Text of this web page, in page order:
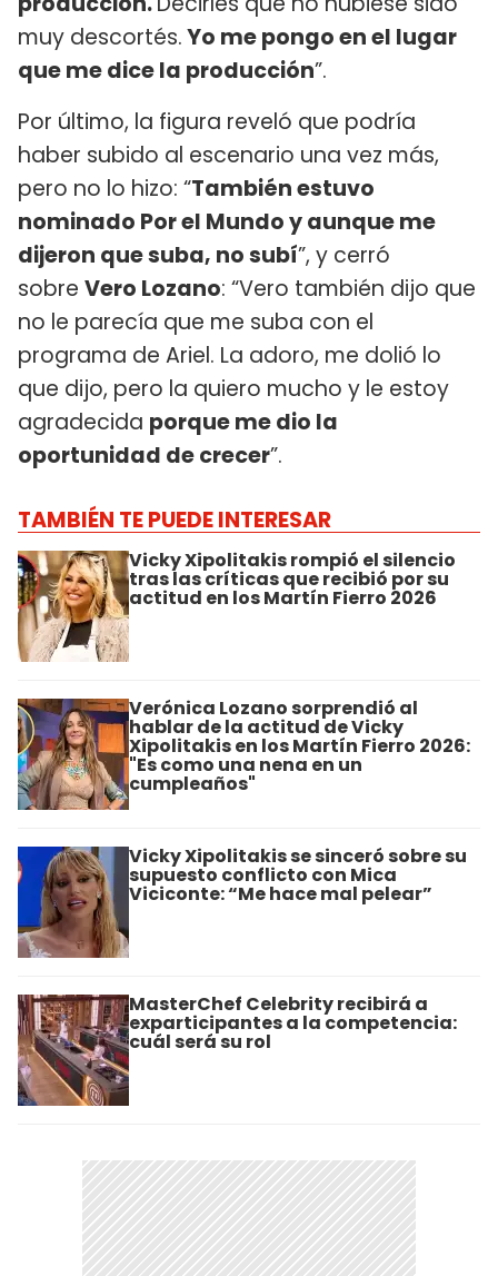
muy descortés.Yo me pongo en el lugar
que me dice la producción”.
Por último, la figura reveló que podría
haber subido al escenario una vez más,
pero no lo hizo: “También estuvo
nominado Por el Mundo y aunque me
dijeron que suba, no subí”, y cerró
sobre Vero Lozano: “Vero también dijo que
no le parecía que me suba con el
programa de Ariel. La adoro, me dolió lo
que dijo, pero la quiero mucho y le estoy
agradecida porque me dio la
oportunidad de crecer”.
TAMBIÉN TE PUEDE INTERESAR
Vicky Xipolitakis rompió el silencio
tras las críticas que recibió por su
actitud en los Martín Fierro 2026
Verónica Lozano sorprendió al
hablar de la actitud de Vicky
Xipolitakis en los Martín Fierro 2026:
"Es como una nena en un
cumpleaños"
Vicky Xipolitakis se sinceró sobre su
supuesto conflicto con Mica
Viciconte: “Me hace mal pelear”
MasterChef Celebrity recibirá a
exparticipantes a la competencia:
cuál será su rol